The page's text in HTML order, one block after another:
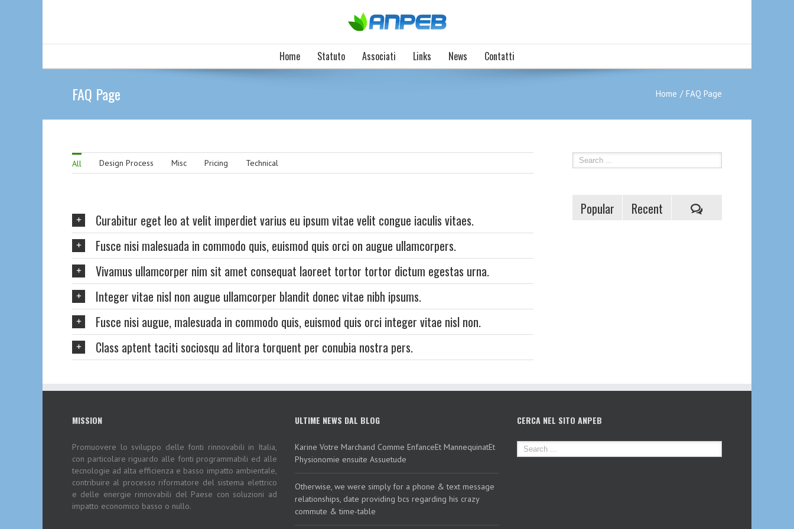
Home Statuto Associati Links News Contatti
FAQ Page Home FAQ Page
All Design Process Misc Pricing Technical
Curabitur eget leo at velit imperdiet varius eu ipsum vitae velit congue iaculis vitaes.
Fusce nisi malesuada in commodo quis, euismod quis orci on augue ullamcorpers.
Vivamus ullamcorper nim sit amet consequat laoreet tortor tortor dictum egestas urna.
Integer vitae nisl non augue ullamcorper blandit donec vitae nibh ipsums.
Fusce nisi augue, malesuada in commodo quis, euismod quis orci integer vitae nisl non.
Class aptent taciti sociosqu ad litora torquent per conubia nostra pers.
Popular Recent
MISSION
Promuovere lo sviluppo delle fonti rinnovabili in Italia,
con particolare riguardo alle fonti programmabili ed alle
tecnologie ad alta efficienza e basso impatto ambientale,
contribuire al processo riformatore del sistema elettrico
e delle energie rinnovabili del Paese con soluzioni ad
impatto economico basso o nullo.
ULTIME NEWS DAL BLOG
Karine Votre Marchand Comme EnfanceEt MannequinatEt
Physionomie ensuite Assuetude
Otherwise, we were simply for a phone & text message
relationships, date providing bcs regarding his crazy
commute & time-table
CERCA NEL SITO ANPEB